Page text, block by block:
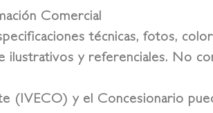
Comercial
técnicas, fotos,
ilustrativos y referenciales. No
(IVECO) y el Concesionario